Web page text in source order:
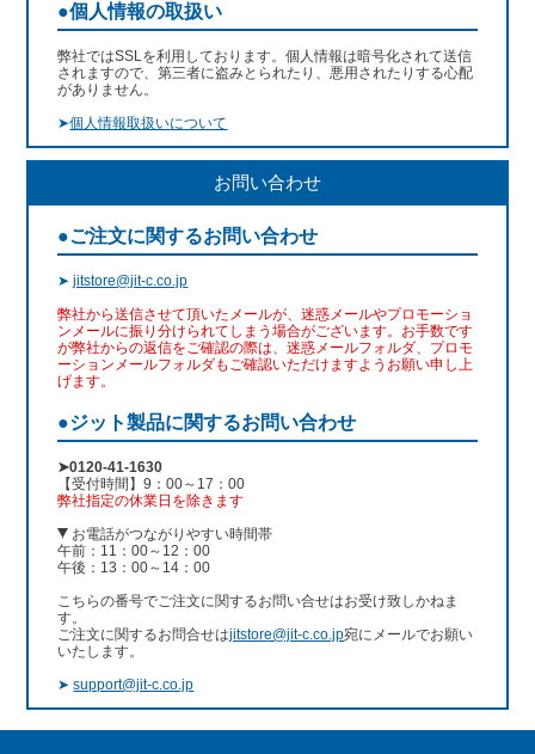
●個人情報の取扱い
弊社ではSSLを利用しております。個人情報は暗号化されて送信
されますので、第三者に盗みとられたり、悪用されたりする心配
がありません。
➤個人情報取扱いについて
お問い合わせ
●ご注文に関するお問い合わせ
➤jitstore@jit-c.co.jp
弊社から送信させて頂いたメールが、迷惑メールやプロモーショ
ンメールに振り分けられてしまう場合がございます。お手数です
が弊社からの返信をご確認の際は、迷惑メールフォルダ、プロモ
ーションメールフォルダもご確認いただけますようお願い申し上
げます。
●ジット製品に関するお問い合わせ
➤0120-41-1630
【受付時間】9：00～17：00
弊社指定の休業日を除きます
お電話がつながりやすい時間帯
午前：11：00～12：00
午後：13：00～14：00
こちらの番号でご注文に関するお問い合せはお受け致しかねま
す。
ご注文に関するお問合せはjitstore@jit-c.co.jp宛にメールでお願い
いたします。
➤support@jit-c.co.jp